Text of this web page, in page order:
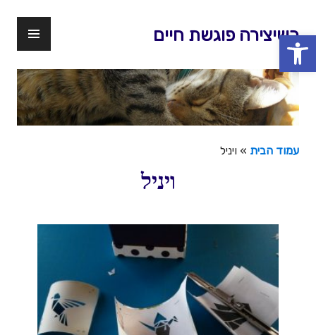
כשיצירה פוגשת חיים
עמוד הבית » ויניל
ויניל
פתח סרגל נגישות